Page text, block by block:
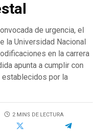
de urgencia, el
la Universidad Nacional
en la carrera
apunta a cumplir con
por la
2 MINS DE LECTURA